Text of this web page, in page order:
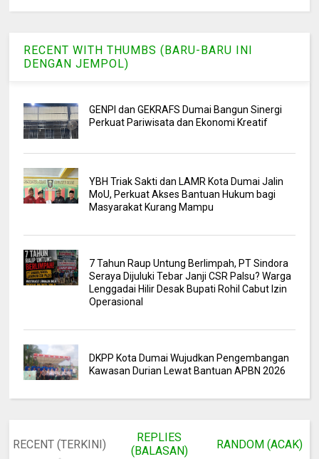
RECENT WITH THUMBS (BARU-BARU INI
DENGAN JEMPOL)
GENPI dan GEKRAFS Dumai Bangun Sinergi
Perkuat Pariwisata dan Ekonomi Kreatif
YBH Triak Sakti dan LAMR Kota Dumai Jalin
MoU, Perkuat Akses Bantuan Hukum bagi
Masyarakat Kurang Mampu
7 Tahun Raup Untung Berlimpah, PT Sindora
Seraya Dijuluki Tebar Janji CSR Palsu? Warga
Lenggadai Hilir Desak Bupati Rohil Cabut Izin
Operasional
DKPP Kota Dumai Wujudkan Pengembangan
Kawasan Durian Lewat Bantuan APBN 2026
RECENT (TERKINI)
REPLIES
(BALASAN)
RANDOM (ACAK)